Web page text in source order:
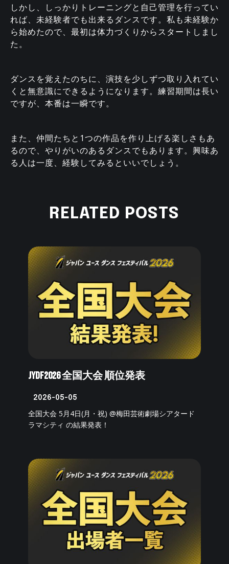
しかし、しっかりトレーニングと自己管理を行ってい
れば、未経験者でも出来るダンスです。私も未経験か
ら始めたので、最初は体力づくりからスタートしまし
た。
ダンスを覚えたのちに、演技を少しずつ取り入れてい
くと無意識にできるようになります。練習期間は長い
ですが、本番は一瞬です。
また、仲間たちと1つの作品を作り上げる楽しさもあ
るので、やりがいのあるダンスでもあります。興味あ
る人は一度、経験してみるといいでしょう。
RELATED POSTS
JYDF2026 全国大会 順位発表
2026-05-05
全国大会 5月4日(月・祝) @梅田芸術劇場シアタード
ラマシティ の結果発表！